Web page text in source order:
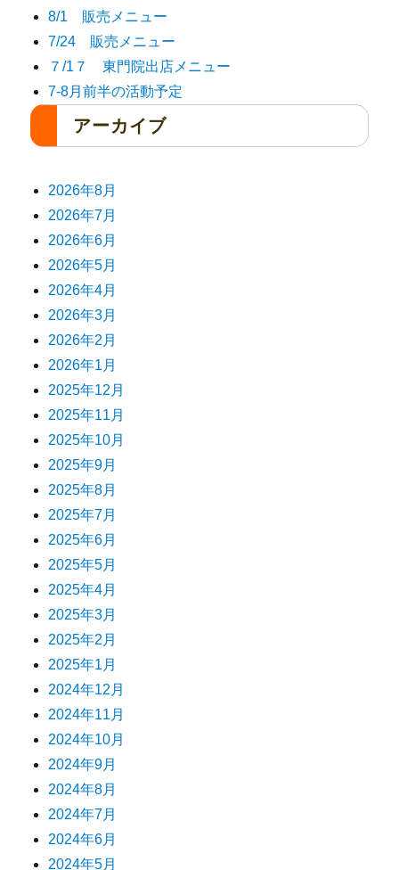
8/1 販売メニュー
7/24 販売メニュー
７/1７ 東門院出店メニュー
7-8月前半の活動予定
アーカイブ
2026年8月
2026年7月
2026年6月
2026年5月
2026年4月
2026年3月
2026年2月
2026年1月
2025年12月
2025年11月
2025年10月
2025年9月
2025年8月
2025年7月
2025年6月
2025年5月
2025年4月
2025年3月
2025年2月
2025年1月
2024年12月
2024年11月
2024年10月
2024年9月
2024年8月
2024年7月
2024年6月
2024年5月